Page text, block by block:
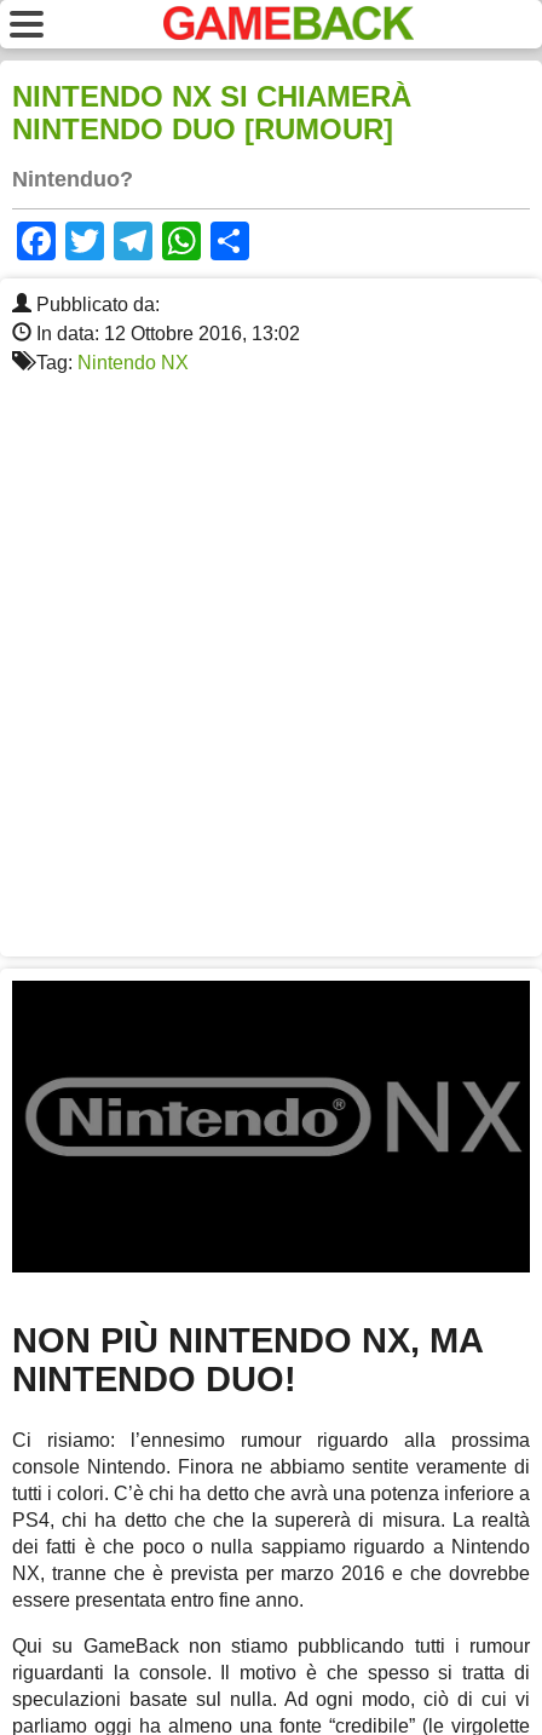
NINTENDO NX SI CHIAMERÀ
NINTENDO DUO [RUMOUR]
Nintenduo?
Facebook
TwitterTelegram
WhatsApp
Pubblicato da:
In data: 12 Ottobre 2016, 13:02
Tag: Nintendo NX
NON PIÙ NINTENDO NX, MA
NINTENDO DUO!
Ci risiamo: l’ennesimo rumour riguardo alla prossima
console Nintendo. Finora ne abbiamo sentite veramente di
tutti i colori. C’è chi ha detto che avrà una potenza inferiore a
PS4, chi ha detto che che la supererà di misura. La realtà
dei fatti è che poco o nulla sappiamo riguardo a Nintendo
NX, tranne che è prevista per marzo 2016 e che dovrebbe
essere presentata entro fine anno.
Qui su GameBack non stiamo pubblicando tutti i rumour
riguardanti la console. Il motivo è che spesso si tratta di
speculazioni basate sul nulla. Ad ogni modo, ciò di cui vi
parliamo oggi ha almeno una fonte “credibile” (le virgolette